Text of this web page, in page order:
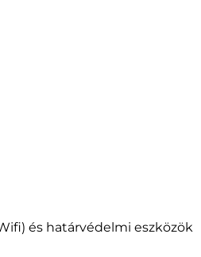
és határvédelmi eszközök